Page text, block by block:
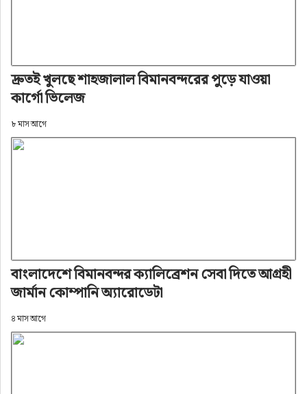
দ্রুতই খুলছে শাহজালাল বিমানবন্দরের পুড়ে যাওয়া
কার্গো ভিলেজ
৮ মাস আগে
বাংলাদেশে বিমানবন্দর ক্যালিব্রেশন সেবা দিতে আগ্রহী
জার্মান কোম্পানি অ্যারোডেটা
৪ মাস আগে